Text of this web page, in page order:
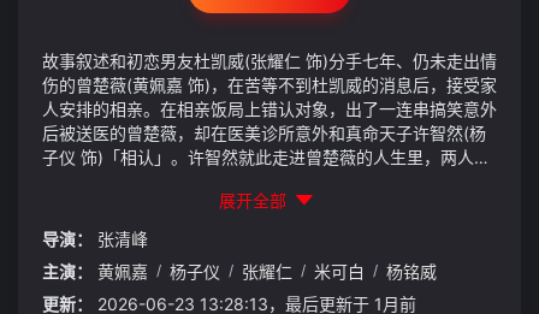
故事叙述和初恋男友杜凯威(张耀仁 饰)分手七年、仍未走出情
伤的曾楚薇(黄姵嘉 饰)，在苦等不到杜凯威的消息后，接受家
人安排的相亲。在相亲饭局上错认对象，出了一连串搞笑意外
后被送医的曾楚薇，却在医美诊所意外和真命天子许智然(杨
子仪 饰)「相认」。许智然就此走进曾楚薇的人生里，两人从
种种与杜凯威不谋而合的习惯与言行，迅速迷失自己。
展开全部
导演：
张清峰
主演：
黄姵嘉 / 杨子仪 / 张耀仁 / 米可白 / 杨铭威
更新：
2026-06-23 13:28:13，最后更新于 1月前